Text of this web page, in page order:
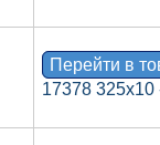
Перейти в
17378 325х10